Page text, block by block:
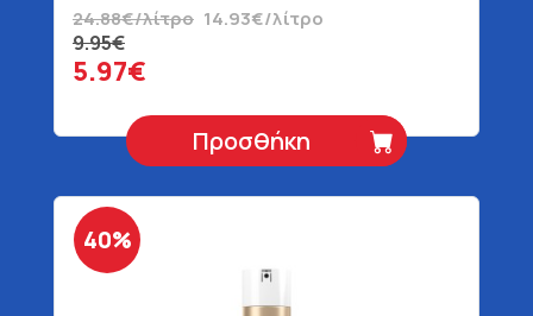
24.88€/λίτρο 14.93€/λίτρο
9.95€
5.97€
Προσθήκη
40%